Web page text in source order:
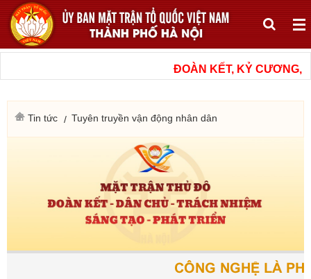
ĐOÀN KẾT, KỶ CƯƠNG,
Tin tức Tuyên truyền vận động nhân dân
CÔNG NGHỆ LÀ